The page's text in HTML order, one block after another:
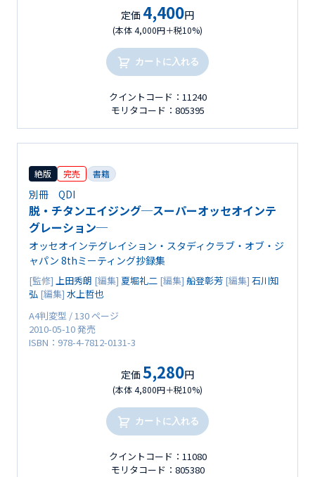
定価 4,400円
(本体 4,000円＋税10%)
カートに入れる
クイントコード：11240
モリタコード：805395
絶版 完売 書籍
別冊 QDI
脱・チタンエイジング─スーパーオッセオインテ
グレーション─
オッセオインテグレイション・スタディクラブ・オブ・ジ
ャパン 8thミーティング抄録集
[監修] 上田秀朗 [編集] 夏堀礼二 [編集] 船登彰芳 [編集] 石川知
弘 [編集] 水上哲也
A4判変型 / 130 ページ
2010-05-10 発売
ISBN：978-4-7812-0131-3
定価 5,280円
(本体 4,800円＋税10%)
カートに入れる
クイントコード：11080
モリタコード：805380